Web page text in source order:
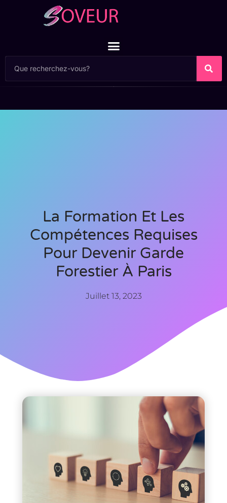
La Formation Et Les
Compétences Requises
Pour Devenir Garde
Forestier À Paris
Juillet 13, 2023